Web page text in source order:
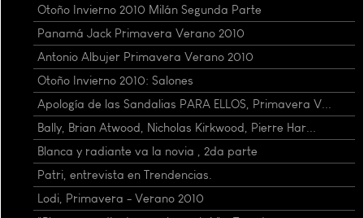
Otoño Invierno 2010 Milán Segunda Parte
Panamá Jack Primavera Verano 2010
Antonio Albujer Primavera Verano 2010
Otoño Invierno 2010: Salones
Apología de las Sandalias PARA ELLOS, Primavera V...
Bally, Brian Atwood, Nicholas Kirkwood, Pierre Har...
Blanca y radiante va la novia , 2da parte
Patri, entrevista en Trendencias.
Lodi, Primavera - Verano 2010